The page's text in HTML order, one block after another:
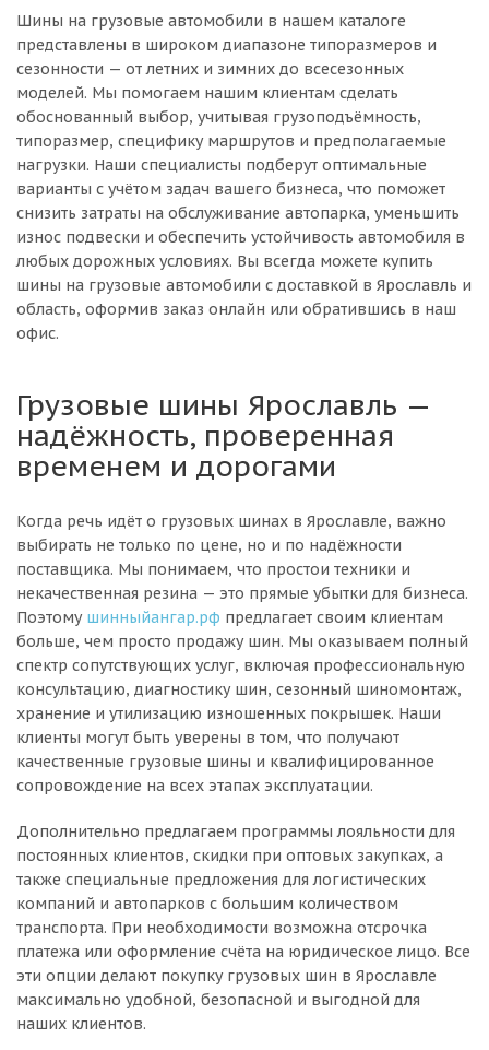
Шины на грузовые автомобили в нашем каталоге
представлены в широком диапазоне типоразмеров и
сезонности — от летних и зимних до всесезонных
моделей. Мы помогаем нашим клиентам сделать
обоснованный выбор, учитывая грузоподъёмность,
типоразмер, специфику маршрутов и предполагаемые
нагрузки. Наши специалисты подберут оптимальные
варианты с учётом задач вашего бизнеса, что поможет
снизить затраты на обслуживание автопарка, уменьшить
износ подвески и обеспечить устойчивость автомобиля в
любых дорожных условиях. Вы всегда можете купить
шины на грузовые автомобили с доставкой в Ярославль и
область, оформив заказ онлайн или обратившись в наш
офис.
Грузовые шины Ярославль —
надёжность, проверенная
временем и дорогами
Когда речь идёт о грузовых шинах в Ярославле, важно
выбирать не только по цене, но и по надёжности
поставщика. Мы понимаем, что простои техники и
некачественная резина — это прямые убытки для бизнеса.
Поэтому шинныйангар.рф предлагает своим клиентам
больше, чем просто продажу шин. Мы оказываем полный
спектр сопутствующих услуг, включая профессиональную
консультацию, диагностику шин, сезонный шиномонтаж,
хранение и утилизацию изношенных покрышек. Наши
клиенты могут быть уверены в том, что получают
качественные грузовые шины и квалифицированное
сопровождение на всех этапах эксплуатации.
Дополнительно предлагаем программы лояльности для
постоянных клиентов, скидки при оптовых закупках, а
также специальные предложения для логистических
компаний и автопарков с большим количеством
транспорта. При необходимости возможна отсрочка
платежа или оформление счёта на юридическое лицо. Все
эти опции делают покупку грузовых шин в Ярославле
максимально удобной, безопасной и выгодной для
наших клиентов.